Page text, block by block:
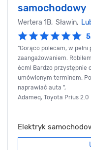
samochodowy
Wertera 1B, Sławin,
"Gorąco polecam, w
zaangażowaniem.
6cm! Bardzo przystępnie
umówionym terminem.
naprawiać auta ",
Adameq, Toyota Prius 2.0
Elektryk